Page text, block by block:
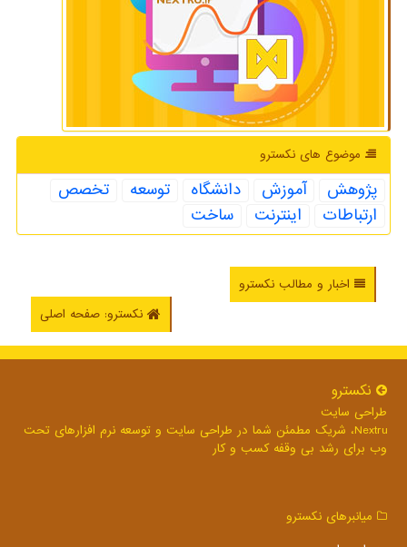
موضوع های نكسترو
پژوهش آموزش دانشگاه توسعه
تخصص
ارتباطات
اینترنت ساخت
اخبار و مطالب نکسترو
نکسترو: صفحه اصلی
نكسترو
طراحی سایت
Nextru، شریک مطمئن شما در طراحی سایت و توسعه نرم افزارهای تحت
وب برای رشد بی وقفه کسب و کار
میانبرهای نكسترو